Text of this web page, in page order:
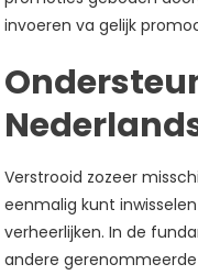
invoeren va gelijk
Verstrooid zozeer
eenmalig kunt
verheerlijken. In de
andere